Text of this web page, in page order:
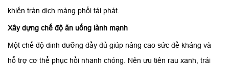
khiến tràn dịch màng phổi tái phát.
Xây dựng chế độ ăn uống lành mạnh
Một chế độ dinh dưỡng đầy đủ giúp nâng cao sức đề kháng và
hỗ trợ cơ thể phục hồi nhanh chóng. Nên ưu tiên rau xanh, trái